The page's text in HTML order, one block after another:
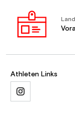
Athleten Links